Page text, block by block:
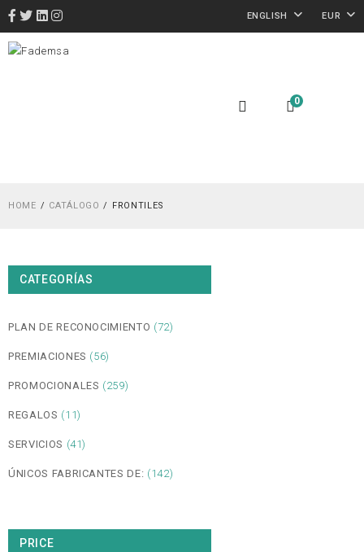
ENGLISH EUR
0
HOME CATÁLOGO FRONTILES
CATEGORÍAS
PLAN DE RECONOCIMIENTO (72)
PREMIACIONES (56)
PROMOCIONALES (259)
REGALOS (11)
SERVICIOS (41)
ÚNICOS FABRICANTES DE: (142)
PRICE